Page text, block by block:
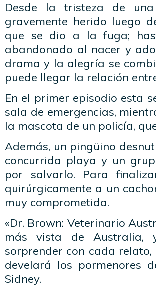
Desde la tristeza de
gravemente herido luego
que se dio a la fuga;
abandonado al nacer y
drama y la alegría se
puede llegar la relación
En el primer episodio esta
sala de emergencias,
la mascota de un policía,
Además, un pingüino
concurrida playa y un
por salvarlo. Para
quirúrgicamente a un
muy comprometida.
«Dr. Brown: Veterinario
más vista de
sorprender con cada
develará los pormenores
Sidney.